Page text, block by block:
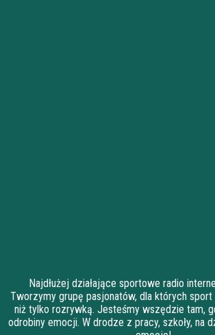
Najdłużej działające sportowe radio
Tworzymy grupę pasjonatów, dla których
niż tylko rozrywką. Jesteśmy wszędzie tam,
odrobiny emocji. W drodze z pracy, szkoły, na